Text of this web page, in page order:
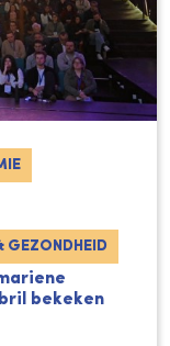
GEZONDHEID
bekeken